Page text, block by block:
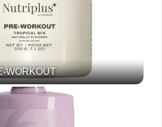
WORKOUT